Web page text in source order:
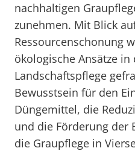
nachhaltigen
zunehmen. Mit Blick
Ressourcenschonung
ökologische Ansätze in
Landschaftspflege
Bewusstsein für den
Düngemittel, die
und die Förderung der
die Graupflege in